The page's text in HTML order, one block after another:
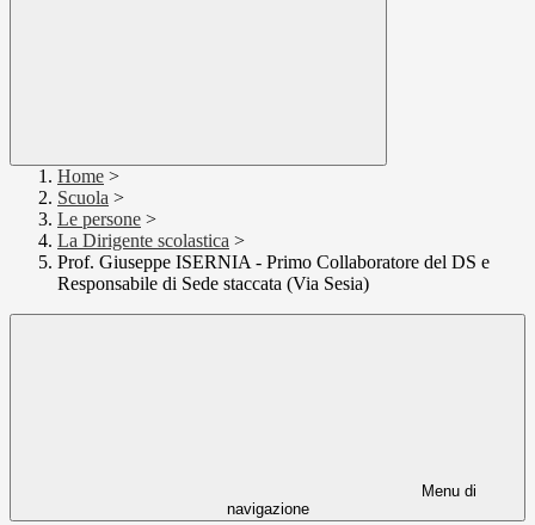
Home >
Scuola >
Le persone >
La Dirigente scolastica >
Prof. Giuseppe ISERNIA - Primo Collaboratore del DS e
Responsabile di Sede staccata (Via Sesia)
Menu di
navigazione